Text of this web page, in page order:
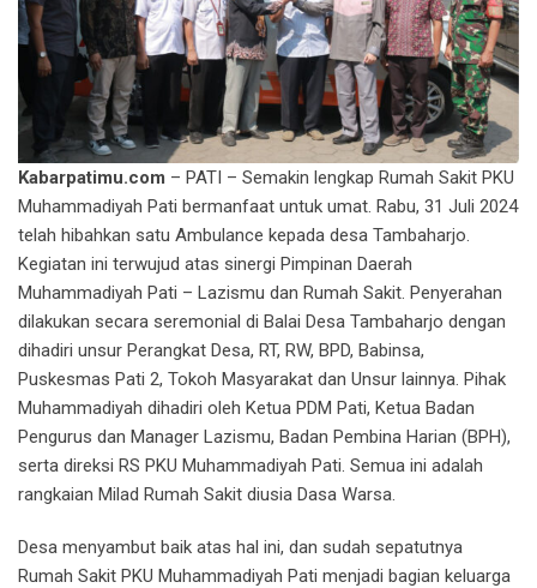
Kabarpatimu.com – PATI – Semakin lengkap Rumah Sakit PKU
Muhammadiyah Pati bermanfaat untuk umat. Rabu, 31 Juli 2024
telah hibahkan satu Ambulance kepada desa Tambaharjo.
Kegiatan ini terwujud atas sinergi Pimpinan Daerah
Muhammadiyah Pati – Lazismu dan Rumah Sakit. Penyerahan
dilakukan secara seremonial di Balai Desa Tambaharjo dengan
dihadiri unsur Perangkat Desa, RT, RW, BPD, Babinsa,
Puskesmas Pati 2, Tokoh Masyarakat dan Unsur lainnya. Pihak
Muhammadiyah dihadiri oleh Ketua PDM Pati, Ketua Badan
Pengurus dan Manager Lazismu, Badan Pembina Harian (BPH),
serta direksi RS PKU Muhammadiyah Pati. Semua ini adalah
rangkaian Milad Rumah Sakit diusia Dasa Warsa.
Desa menyambut baik atas hal ini, dan sudah sepatutnya
Rumah Sakit PKU Muhammadiyah Pati menjadi bagian keluarga